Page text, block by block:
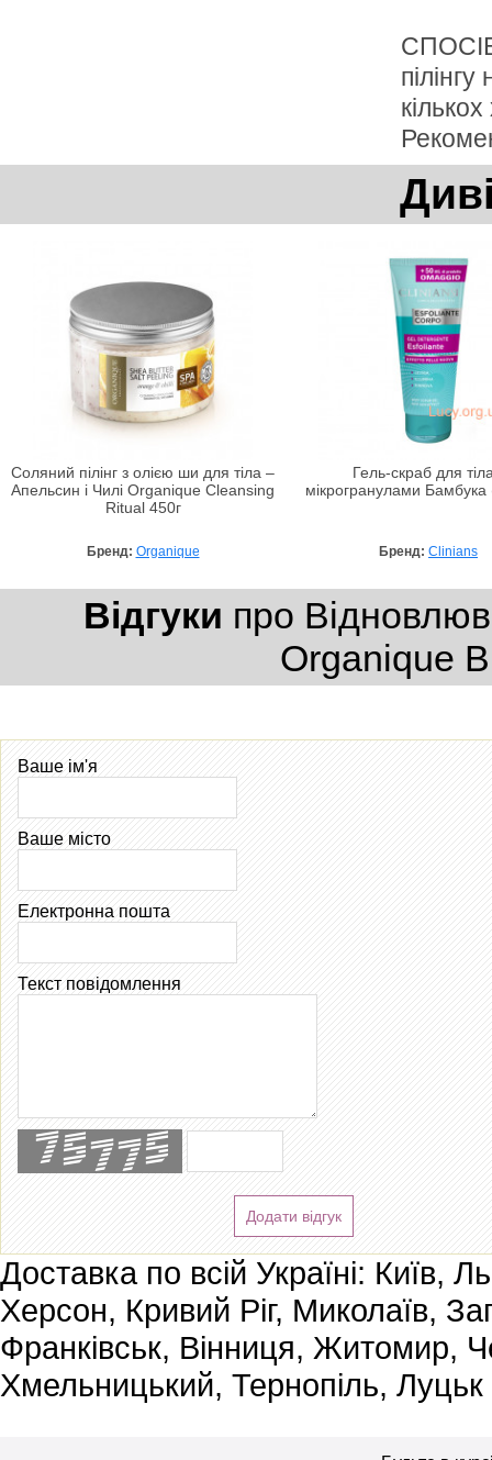
Соляний пілінг з олією ши для тіла –
Апельсин і Чилі Organique Cleansing
Ritual 450г
Бренд: Organique
Гель-скраб для
мікрогранулами
Бренд: Clinians
Відгуки про
Organique
Ваше ім'я
Ваше місто
Електронна пошта
Текст повідомлення
Додати відгук
Доставка по всій Україні: Київ,
Херсон, Кривий Ріг, Миколаїв,
Франківськ, Вінниця, Житомир,
Хмельницький, Тернопіль, Луцьк